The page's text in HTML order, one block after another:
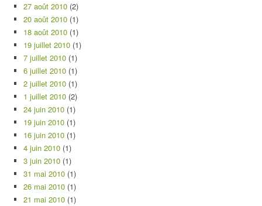
27 août 2010 (2)
20 août 2010 (1)
18 août 2010 (1)
19 juillet 2010 (1)
7 juillet 2010 (1)
6 juillet 2010 (1)
2 juillet 2010 (1)
1 juillet 2010 (2)
24 juin 2010 (1)
19 juin 2010 (1)
16 juin 2010 (1)
4 juin 2010 (1)
3 juin 2010 (1)
31 mai 2010 (1)
26 mai 2010 (1)
21 mai 2010 (1)